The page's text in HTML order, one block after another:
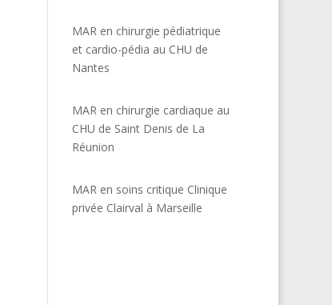
MAR en chirurgie pédiatrique
et cardio-pédia au CHU de
Nantes
MAR en chirurgie cardiaque au
CHU de Saint Denis de La
Réunion
MAR en soins critique Clinique
privée Clairval à Marseille